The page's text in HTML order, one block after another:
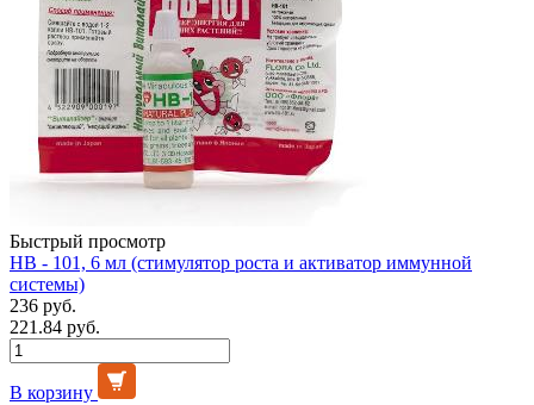
Быстрый просмотр
НВ - 101, 6 мл (стимулятор роста и активатор иммунной
системы)
236 руб.
221.84 руб.
В корзину